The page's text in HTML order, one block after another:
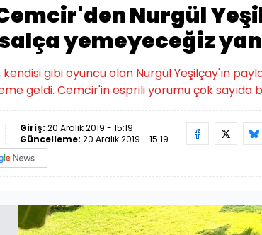
Nurgül
yemeyeceğiz
gibi oyuncu olan Nurgül Yeşilçay'ın
geldi. Cemcir'in esprili yorumu çok sayıda
Giriş: 20 Aralık 2019 - 15:19
Güncelleme: 20 Aralık 2019 - 15:19